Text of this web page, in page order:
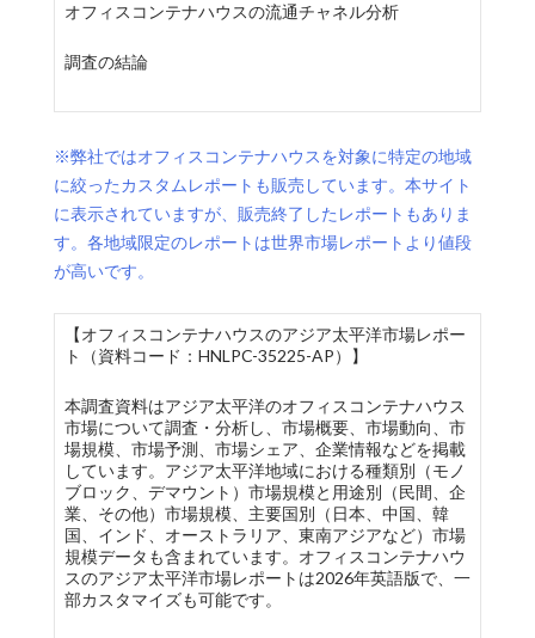
オフィスコンテナハウスの流通チャネル分析
調査の結論
※弊社ではオフィスコンテナハウスを対象に特定の地域
に絞ったカスタムレポートも販売しています。本サイト
に表示されていますが、販売終了したレポートもありま
す。各地域限定のレポートは世界市場レポートより値段
が高いです。
【オフィスコンテナハウスのアジア太平洋市場レポー
ト（資料コード：HNLPC-35225-AP）】
本調査資料はアジア太平洋のオフィスコンテナハウス
市場について調査・分析し、市場概要、市場動向、市
場規模、市場予測、市場シェア、企業情報などを掲載
しています。アジア太平洋地域における種類別（モノ
ブロック、デマウント）市場規模と用途別（民間、企
業、その他）市場規模、主要国別（日本、中国、韓
国、インド、オーストラリア、東南アジアなど）市場
規模データも含まれています。オフィスコンテナハウ
スのアジア太平洋市場レポートは2026年英語版で、一
部カスタマイズも可能です。